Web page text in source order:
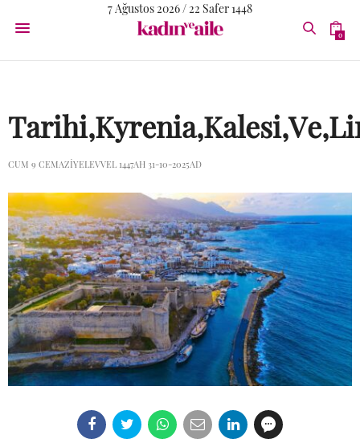
7 Ağustos 2026 / 22 Safer 1448
0
CUM 9 CEMAZIYELEVVEL 1447AH 31-10-2025AD